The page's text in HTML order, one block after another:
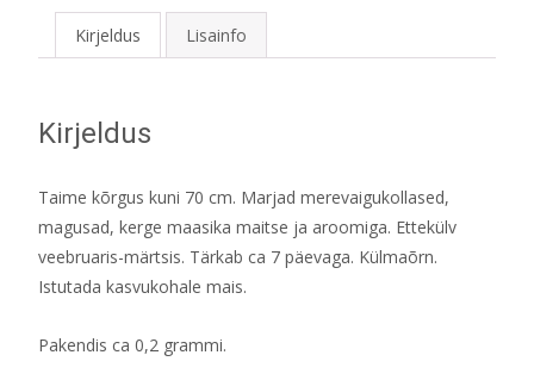
Kirjeldus Lisainfo
Kirjeldus
Taime kõrgus kuni 70 cm. Marjad merevaigukollased,
magusad, kerge maasika maitse ja aroomiga. Ettekülv
veebruaris-märtsis. Tärkab ca 7 päevaga. Külmaõrn.
Istutada kasvukohale mais.
Pakendis ca 0,2 grammi.